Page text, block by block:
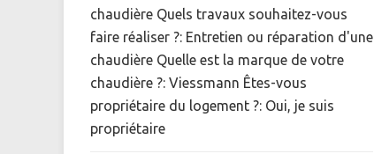
chaudière Quels travaux souhaitez-vous
faire réaliser ?: Entretien ou réparation d'une
chaudière Quelle est la marque de votre
chaudière ?: Viessmann Êtes-vous
propriétaire du logement ?: Oui, je suis
propriétaire